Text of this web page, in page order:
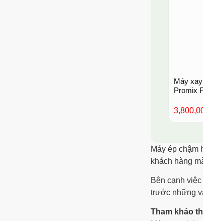
Máy
Promix
Máy ép chậm
khách hàng
Bên cạnh
trước những
Tham khảo